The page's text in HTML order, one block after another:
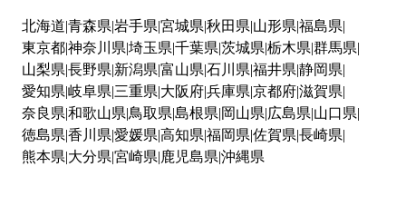
北海道 青森県 岩手県 宮城県 秋田県 山形県 福島県
東京都神奈川県 埼玉県 千葉県 茨城県 栃木県 群馬県
山梨県 長野県 新潟県 富山県 石川県 福井県 静岡県
愛知県 岐阜県 三重県 大阪府兵庫県 京都府滋賀県
奈良県 和歌山県 鳥取県 島根県 岡山県 広島県 山口県
徳島県 香川県 愛媛県 高知県 福岡県 佐賀県 長崎県
熊本県 大分県 宮崎県 鹿児島県 沖縄県